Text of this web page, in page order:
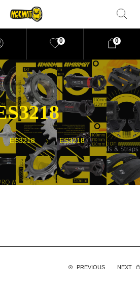
por precio
0 0
ES3218 ES3218
PREVIOUS NEXT